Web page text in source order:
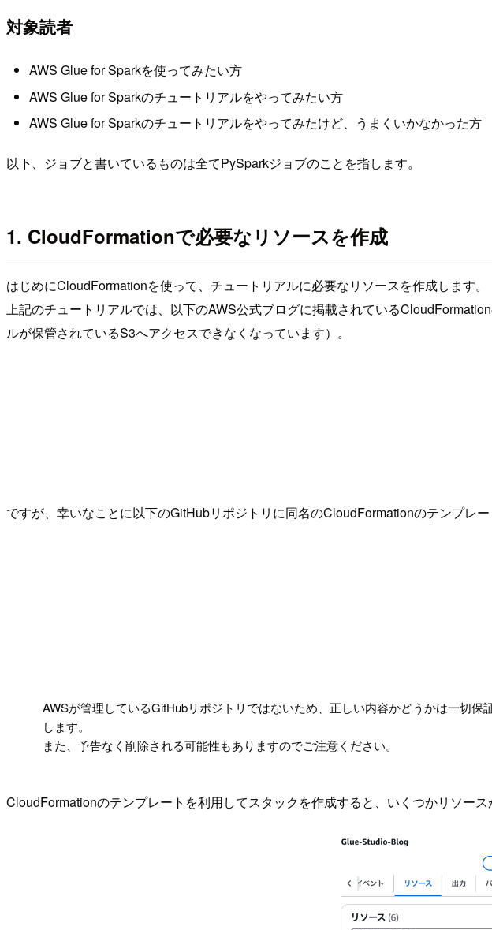
対象読者
AWS Glue for Sparkを使ってみたい方
AWS Glue for Sparkのチュートリアルをやってみたい方
AWS Glue for Sparkのチュートリアルをやってみたけど、うまくいかなかった方
以下、ジョブと書いているものは全てPySparkジョブのことを指します。
1. CloudFormationで必要なリソースを作成
はじめにCloudFormationを使って、チュートリアルに必要なリソースを作成します。
上記のチュートリアルでは、以下のAWS公式ブログに掲載されている
ルが保管されているS3へアクセスできなくなっています）。
ですが、幸いなことに以下のGitHubリポジトリに同名のCloudFormationのテンプレ
AWSが管理しているGitHubリポジトリではないため、正しい内容かどうかは一切
します。
また、予告なく削除される可能性もありますのでご注意ください。
CloudFormationのテンプレートを利用してスタックを作成すると、いくつかリソース